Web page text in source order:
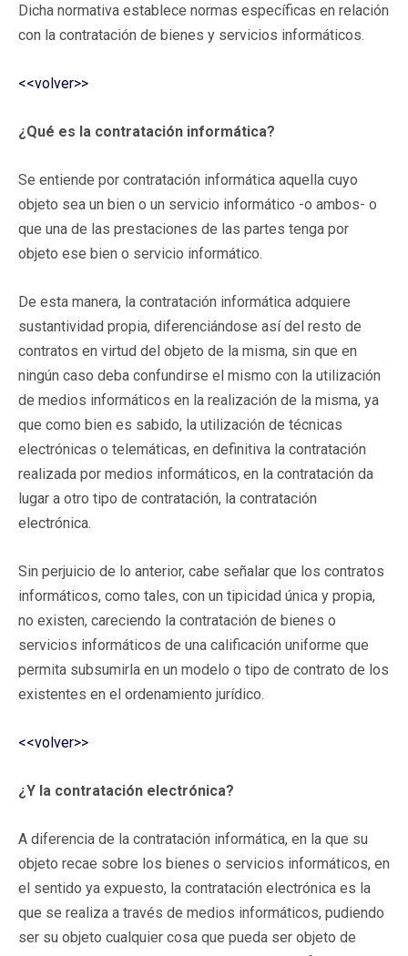
Dicha normativa establece normas específicas en relación
con la contratación de bienes y servicios informáticos.
<<volver>>
¿Qué es la contratación informática?
Se entiende por contratación informática aquella cuyo
objeto sea un bien o un servicio informático -o ambos- o
que una de las prestaciones de las partes tenga por
objeto ese bien o servicio informático.
De esta manera, la contratación informática adquiere
sustantividad propia, diferenciándose así del resto de
contratos en virtud del objeto de la misma, sin que en
ningún caso deba confundirse el mismo con la utilización
de medios informáticos en la realización de la misma, ya
que como bien es sabido, la utilización de técnicas
electrónicas o telemáticas, en definitiva la contratación
realizada por medios informáticos, en la contratación da
lugar a otro tipo de contratación, la contratación
electrónica.
Sin perjuicio de lo anterior, cabe señalar que los contratos
informáticos, como tales, con un tipicidad única y propia,
no existen, careciendo la contratación de bienes o
servicios informáticos de una calificación uniforme que
permita subsumirla en un modelo o tipo de contrato de los
existentes en el ordenamiento jurídico.
<<volver>>
¿Y la contratación electrónica?
A diferencia de la contratación informática, en la que su
objeto recae sobre los bienes o servicios informáticos, en
el sentido ya expuesto, la contratación electrónica es la
que se realiza a través de medios informáticos, pudiendo
ser su objeto cualquier cosa que pueda ser objeto de